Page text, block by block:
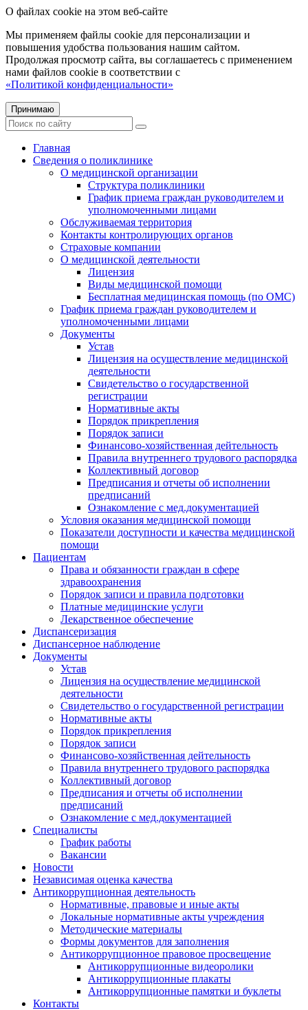
О файлах cookie на этом веб-сайте
Мы применяем файлы cookie для персонализации и
повышения удобства пользования нашим сайтом.
Продолжая просмотр сайта, вы соглашаетесь с применением
нами файлов cookie в соответствии с
«Политикой конфиденциальности»
Принимаю
Главная
Сведения о поликлинике
О медицинской организации
Структура поликлиники
График приема граждан руководителем и
уполномоченными лицами
Обслуживаемая территория
Контакты контролирующих органов
Страховые компании
О медицинской деятельности
Лицензия
Виды медицинской помощи
Бесплатная медицинская помощь (по ОМС)
График приема граждан руководителем и
уполномоченными лицами
Документы
Устав
Лицензия на осуществление медицинской
деятельности
Свидетельство о государственной
регистрации
Нормативные акты
Порядок прикрепления
Порядок записи
Финансово-хозяйственная дейтельность
Правила внутреннего трудового распорядка
Коллективный договор
Предписания и отчеты об исполнении
предписаний
Ознакомление с мед.документацией
Условия оказания медицинской помощи
Показатели доступности и качества медицинской
помощи
Пациентам
Права и обязанности граждан в сфере
здравоохранения
Порядок записи и правила подготовки
Платные медицинские услуги
Лекарственное обеспечение
Диспансеризация
Диспансерное наблюдение
Документы
Устав
Лицензия на осуществление медицинской
деятельности
Свидетельство о государственной регистрации
Нормативные акты
Порядок прикрепления
Порядок записи
Финансово-хозяйственная дейтельность
Правила внутреннего трудового распорядка
Коллективный договор
Предписания и отчеты об исполнении
предписаний
Ознакомление с мед.документацией
Специалисты
График работы
Вакансии
Новости
Независимая оценка качества
Антикоррупционная деятельность
Нормативные, правовые и иные акты
Локальные нормативные акты учреждения
Методические материалы
Формы документов для заполнения
Антикоррупционное правовое просвещение
Антикоррупционные видеоролики
Антикоррупционные плакаты
Антикоррупционные памятки и буклеты
Контакты